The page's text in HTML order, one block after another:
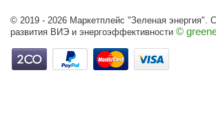
© 2019 - 2026 Маркетплейс "Зеленая энергия".
развития ВИЭ и энергоэффективности ©